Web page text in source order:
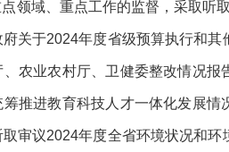
领域、重点工作的监督，采取听
关于2024年度省级预算执行和
农业农村厅、卫健委整改情况
推进教育科技人才一体化发展
审议2024年度全省环境状况和